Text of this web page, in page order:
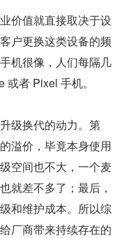
价值就直接取决于设
户更换这类设备的频
机很像，人们每隔几
者 Pixel 手机。
级换代的动力。第
溢价，毕竟本身使用
空间也不大，一个麦
就差不多了；最后，
和维护成本。所以综
厂商带来持续存在的